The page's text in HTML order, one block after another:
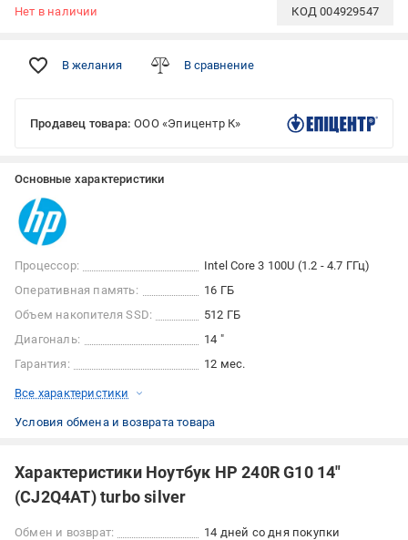
Нет в наличии КОД004929547
В желания В сравнение
Продавец товара: ООО «Эпицентр К»
Основные характеристики
Процессор:
Intel Core 3 100U (1.2 - 4.7 ГГц)
Оперативная память:
16 ГБ
Объем накопителя SSD:
512 ГБ
Диагональ:
14 "
Гарантия:
12 мес.
Все характеристики
Условия обмена и возврата товара
Характеристики Ноутбук HP 240R G10 14"
(CJ2Q4AT) turbo silver
Обмен и возврат:
14 дней со дня покупки